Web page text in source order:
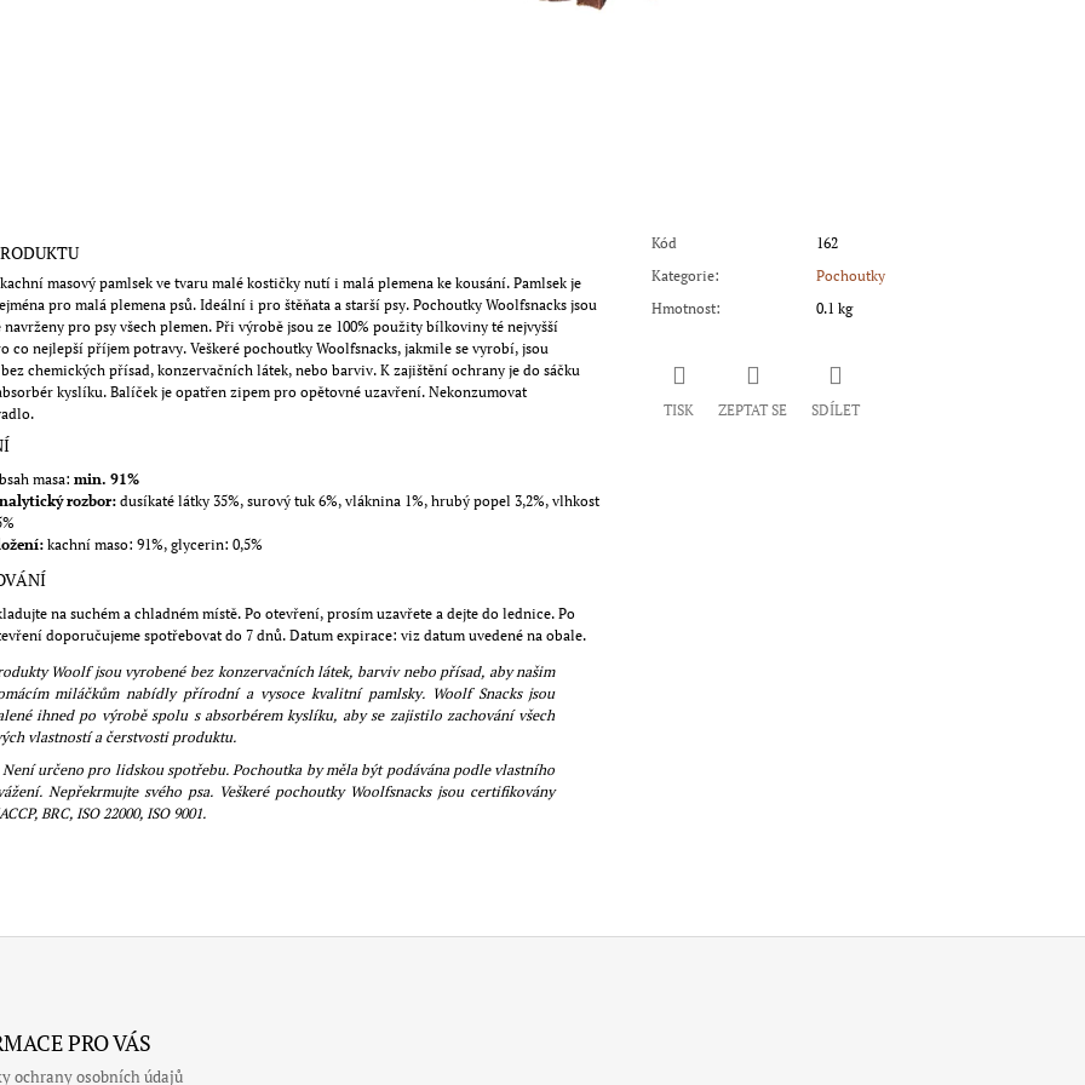
masový pamlsek ve tvaru malé kostičky nutí i malá plemena ke kousání. Pamlsek je
pro malá plemena psů. Ideální i pro štěňata a starší psy. Pochoutky Woolfsnacks jsou
navrženy pro psy všech plemen. Při výrobě jsou ze 100% použity bílkoviny té nejvyšší
co nejlepší příjem potravy. Veškeré pochoutky Woolfsnacks, jakmile se vyrobí, jsou
chemických přísad, konzervačních látek, nebo barviv. K zajištění ochrany je do sáčku
kyslíku. Balíček je opatřen zipem pro opětovné uzavření. Nekonzumovat
masa: min. 91%
rozbor: dusíkaté látky 35%, surový tuk 6%, vláknina 1%, hrubý popel 3,2%, vlhkost
kachní maso: 91%, glycerin: 0,5%
na suchém a chladném místě. Po otevření, prosím uzavřete a dejte do lednice. Po
doporučujeme spotřebovat do 7 dnů. Datum expirace: viz datum uvedené na obale.
Woolf jsou vyrobené bez konzervačních látek, barviv nebo přísad, aby našim
miláčkům nabídly přírodní a vysoce kvalitní pamlsky. Woolf Snacks jsou
ihned po výrobě spolu s absorbérem kyslíku, aby se zajistilo zachování všech
vlastností a čerstvosti produktu.
určeno pro lidskou spotřebu. Pochoutka by měla být podávána podle vlastního
Nepřekrmujte svého psa. Veškeré pochoutky Woolfsnacks jsou certifikovány
BRC, ISO 22000, ISO 9001.
Kód
162
Kategorie:
Pochoutky
Hmotnost: 0.1 kg
TISK ZEPTAT SE SDÍLET
PRO VÁS
ochrany osobních údajů